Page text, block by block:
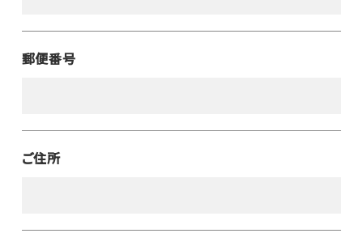
郵便番号
ご住所